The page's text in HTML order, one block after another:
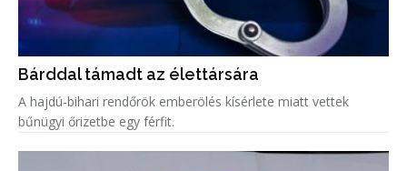
Bárddal támadt az élettársára
A hajdú-bihari rendőrök emberölés kísérlete miatt vettek
bűnügyi őrizetbe egy férfit.